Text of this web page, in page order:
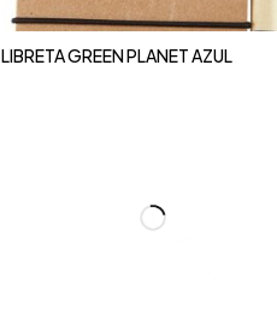
LIBRETA GREEN PLANET AZUL